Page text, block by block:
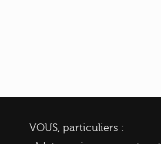
VOUS, particuliers :